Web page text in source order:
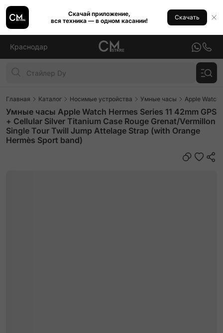
Скачай приложение,
вся техника — в одном касании!
Скачать
Краснодар
Главная Каталог Носимые устройства Умные часы Apple Watch
Умные часы Apple Watch Hermes Series 11 42mm GPS
+ Cellular Silver Titanium Case Rouge Grenat/Vermillon
Single Tour Twill Jump Attelage Strap (with Orange
Hermès Sport band)